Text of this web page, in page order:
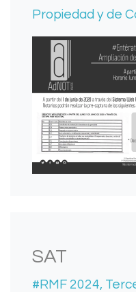
Propiedad y de
SAT
#RMF 2024,